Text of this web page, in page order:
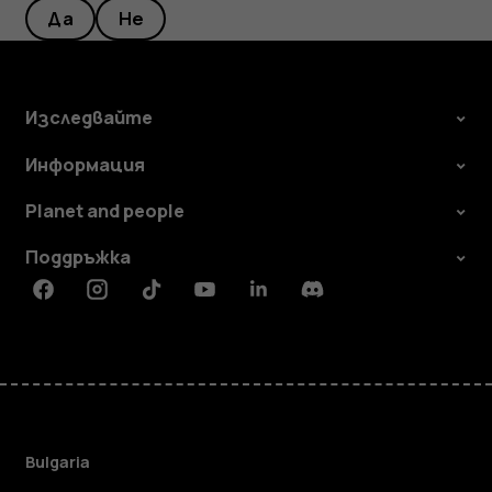
Да Не
Изследвайте
Информация
Planet and people
Поддръжка
FacebookInstagramTiktokYoutubeLinkedinDiscord
Bulgaria